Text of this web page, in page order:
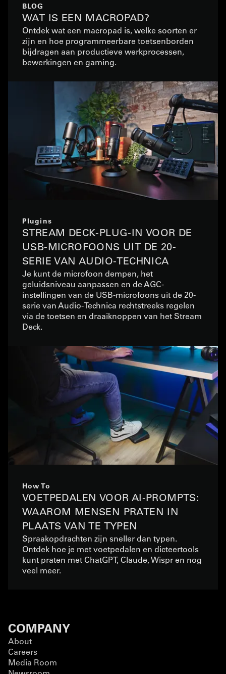
BLOG
WAT IS EEN MACROPAD?
Ontdek wat een macropad is, welke soorten er
zijn en hoe programmeerbare toetsenborden
bijdragen aan productieve werkprocessen,
bewerkingen en gaming.
Plugins
STREAM DECK-PLUG-IN VOOR DE
USB-MICROFOONS UIT DE 20-
SERIE VAN AUDIO-TECHNICA
Je kunt de microfoon dempen, het
geluidsniveau aanpassen en de AGC-
instellingen van de USB-microfoons uit de 20-
serie van Audio-Technica rechtstreeks regelen
via de toetsen en draaiknoppen van het Stream
Deck.
How To
VOETPEDALEN VOOR AI-PROMPTS:
WAAROM MENSEN PRATEN IN
PLAATS VAN TE TYPEN
Spraakopdrachten zijn sneller dan typen.
Ontdek hoe je met voetpedalen en dicteertools
kunt praten met ChatGPT, Claude, Wispr en nog
veel meer.
COMPANY
About
Careers
Media Room